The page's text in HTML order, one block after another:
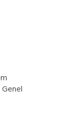
Genel